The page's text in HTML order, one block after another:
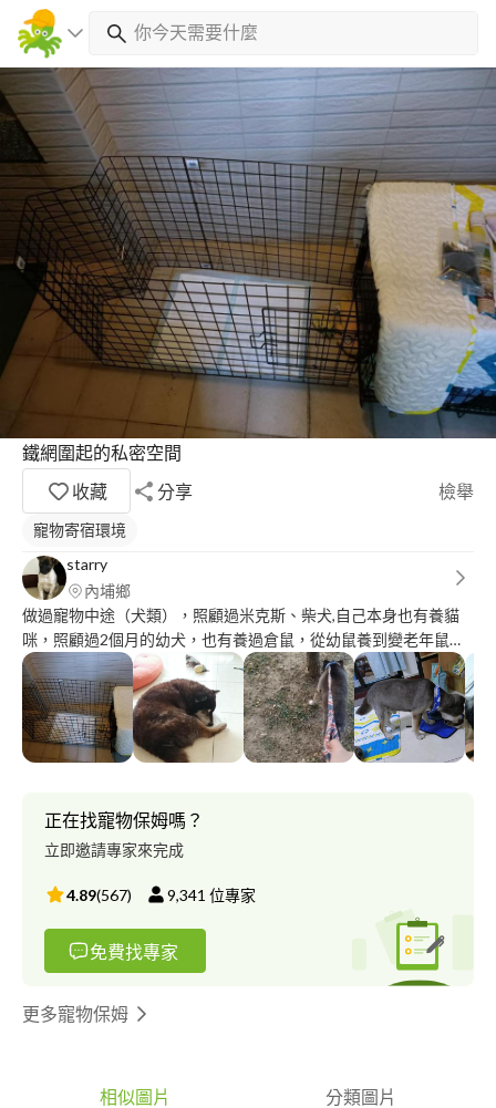
鐵網圍起的私密空間
收藏
分享 檢舉
寵物寄宿環境
starry
內埔鄉
做過寵物中途（犬類），照顧過米克斯、柴犬,自己本身也有養貓
咪，照顧過2個月的幼犬，也有養過倉鼠，從幼鼠養到變老年鼠。
寵物訓練：有做過籠內訓練、教小狗握手、坐下、等等、尿盆上大
小便。 服務內容：可寄養、(到府服務)可帶寵物散步、餵食、,清理
大小便（會順便整理環境）、可陪寵物玩、幫寵物洗澡。 ⭐可先詢
問了解關於寵物這方面的問題,或是想了解服務內容 服務寵物種
類：犬類、貓類、鼠類 寄養服務地點：屏東內埔 寄養天數：最少
正在找寵物保姆嗎？
立即邀請專家來完成
4.89(567) 9,341 位專家
免費找專家
更多寵物保姆
相似圖片 分類圖片